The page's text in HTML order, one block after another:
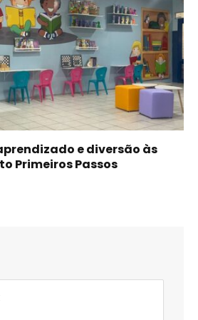
e diversão às
Primeiros Passos